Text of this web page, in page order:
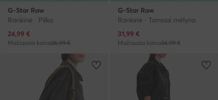
G-Star Raw
Rankinė · Pilka
Dabartinė kaina
24,99 €
Mažiausia kaina26,99 €
G-Star Raw
Rankinė · Tamsiai mėlyna
Dabartinė kaina
31,99 €
Mažiausia kaina34,99 €